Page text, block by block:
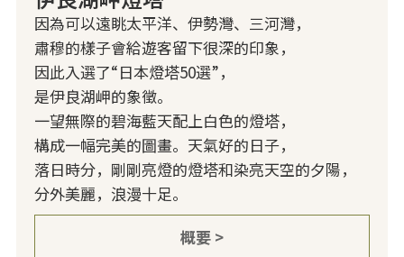
因為可以遠眺太平洋、伊勢灣、三河灣，
肅穆的樣子會給遊客留下很深的印象，
因此入選了“日本燈塔50選”，
是伊良湖岬的象徵。
一望無際的碧海藍天配上白色的燈塔，
構成一幅完美的圖畫。天氣好的日子，
落日時分，剛剛亮燈的燈塔和染亮天空的夕陽，
分外美麗，浪漫十足。
概要 >